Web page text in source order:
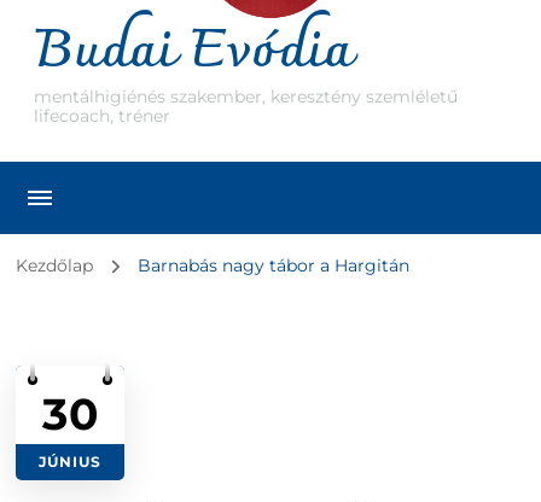
Budai Evódia
mentálhigiénés szakember, keresztény szemléletű
lifecoach, tréner
Kezdőlap Barnabás nagy tábor a Hargitán
30
JÚNIUS